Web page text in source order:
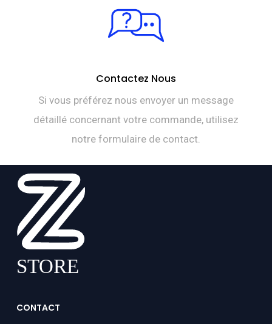
Contactez Nous
Si vous préférez nous envoyer un message
détaillé concernant votre commande, utilisez
notre formulaire de contact.
CONTACT